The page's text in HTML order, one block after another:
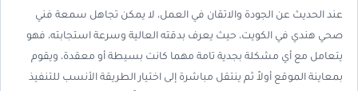
عند الحديث عن الجودة والاتقان في العمل، لا يمكن تجاهل سمعة فني
صحي هندي في الكويت، حيث يعرف بدقته العالية وسرعة استجابته، فهو
يتعامل مع أي مشكلة بجدية تامة مهما كانت بسيطة أو معقدة، ويقوم
بمعاينة الموقع أولاً ثم ينتقل مباشرة إلى اختيار الطريقة الأنسب للتنفيذ